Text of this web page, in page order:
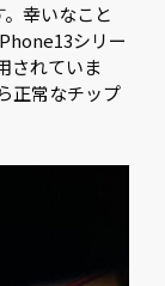
幸いなこと
シリー
されていま
正常なチップ